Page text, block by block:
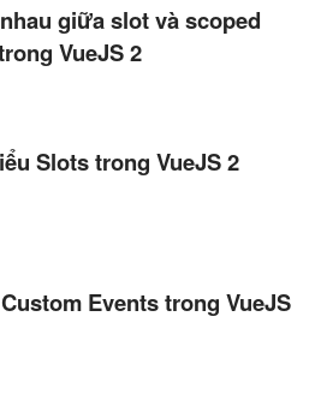
giữa slot và scoped
VueJS 2
Slots trong VueJS 2
Events trong VueJS